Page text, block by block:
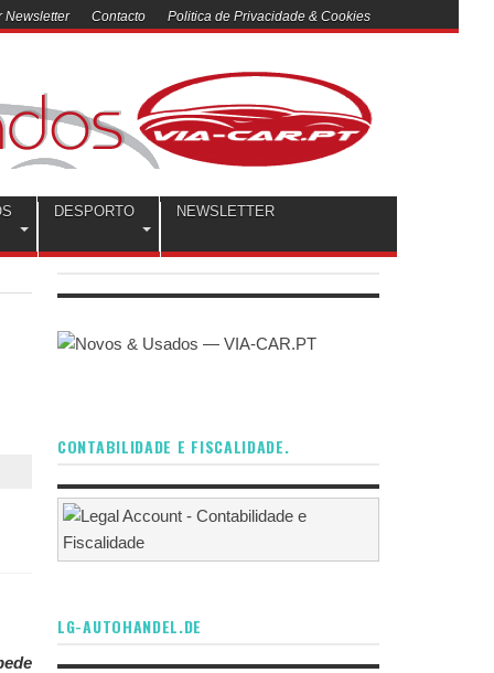
Newsletter Contacto Politica de Privacidade & Cookies
DESPORTO NEWSLETTER
CONTABILIDADE E FISCALIDADE.
LG-AUTOHANDEL.DE